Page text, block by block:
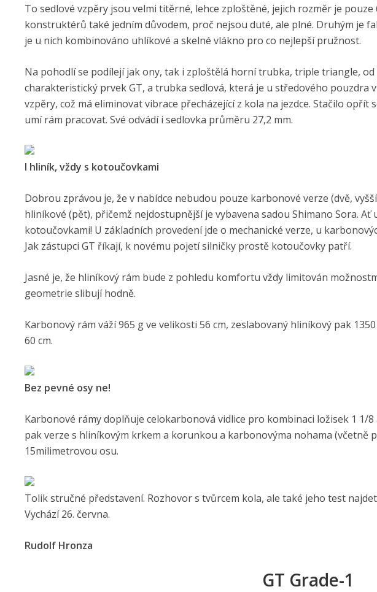
To sedlové vzpěry jsou velmi titěrné, lehce zploštěné, jejich rozměr je
konstruktérů také jedním důvodem, proč nejsou duté, ale plné. Druhým je
je u nich kombinováno uhlíkové a skelné vlákno pro co nejlepší pružnost.
Na pohodlí se podílejí jak ony, tak i zploštělá horní trubka, triple triangle,
charakteristický prvek GT, a trubka sedlová, která je u středového pouzdra
vzpěry, což má eliminovat vibrace přecházející z kola na jezdce. Stačilo
umí rám pracovat. Své odvádí i sedlovka průměru 27,2 mm.
I hliník, vždy s kotoučovkami
Dobrou zprávou je, že v nabídce nebudou pouze karbonové verze (dvě,
hliníkové (pět), přičemž nejdostupnější je vybavena sadou Shimano Sora.
kotoučovkami! U základních provedení jde o mechanické verze, u
Jak zástupci GT říkají, k novému pojetí silničky prostě kotoučovky patří.
Jasné je, že hliníkový rám bude z pohledu komfortu vždy limitován
geometrie slibují hodně.
Karbonový rám váží 965 g ve velikosti 56 cm, zeslabovaný hliníkový pak
60 cm.
Bez pevné osy ne!
Karbonové rámy doplňuje celokarbonová vidlice pro kombinaci ložisek 1 1/
pak verze s hliníkovým krkem a korunkou a karbonovýma nohama (včetně
15milimetrovou osu.
Tolik stručné představení. Rozhovor s tvůrcem kola, ale také jeho test
Vychází 26. června.
Rudolf Hronza
GT Grade-1